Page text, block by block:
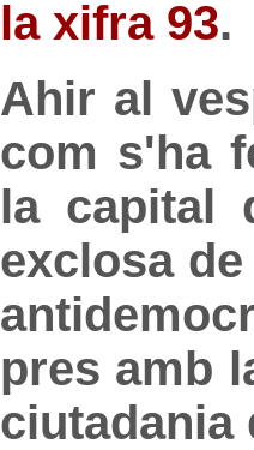
la xifra 93.
Ahir al
com s'ha
la capital
exclosa
pres amb
ciutadania